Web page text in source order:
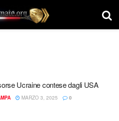
Ucraine contese dagli USA
MARZO 3, 2025 0